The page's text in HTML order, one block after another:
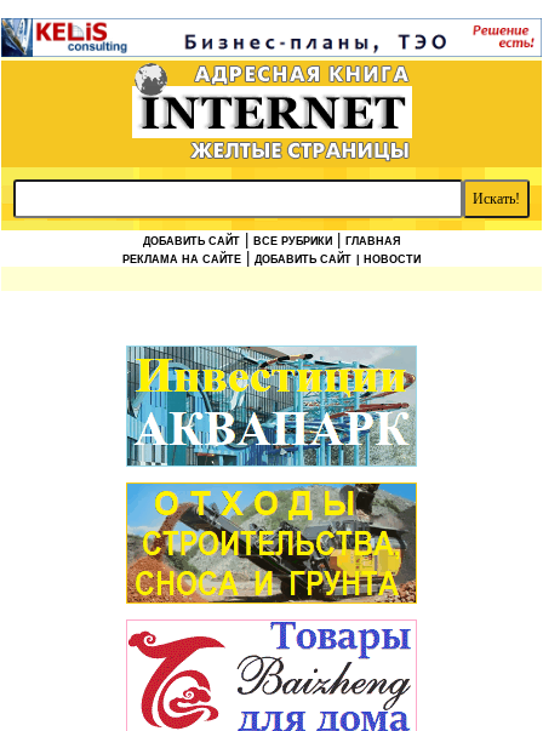
ДОБАВИТЬ САЙТ ВСЕ РУБРИКИ
ГЛАВНАЯ
РЕКЛАМА НА САЙТЕ
ДОБАВИТЬ САЙТ | НОВОСТИ